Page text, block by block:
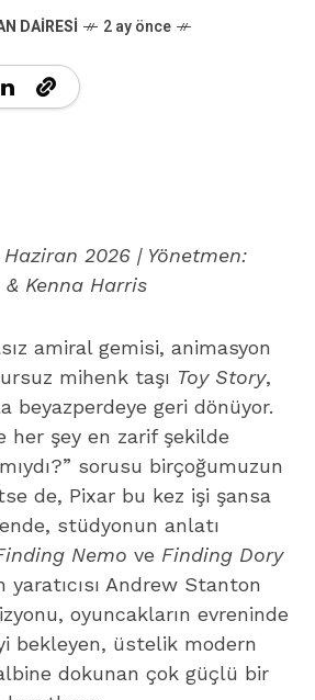
DAIRESI 2 ay önce
2026 | Yönetmen:
Kenna Harris
amiral gemisi, animasyon
mihenk taşı Toy Story,
beyazperdeye geri dönüyor.
her şey en zarif şekilde
sorusu birçoğumuzun
de, Pixar bu kez işi şansa
stüdyonun anlatı
Nemo ve Finding Dory
yaratıcısı Andrew Stanton
oyuncakların evreninde
bekleyen, üstelik modern
dokunan çok güçlü bir